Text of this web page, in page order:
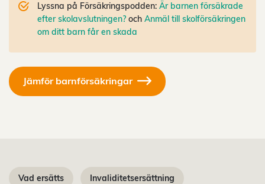
Lyssna på Försäkringspodden: Är barnen försäkrade
efter skolavslutningen? och Anmäl till skolförsäkringen
om ditt barn får en skada
Jämför barnförsäkringar
Vad ersätts Invaliditetsersättning